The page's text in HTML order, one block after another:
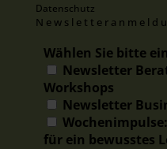
Datenschutz
Wählen Sie bitte
Newsletter
Workshops
Newsletter
für ein bewusstes